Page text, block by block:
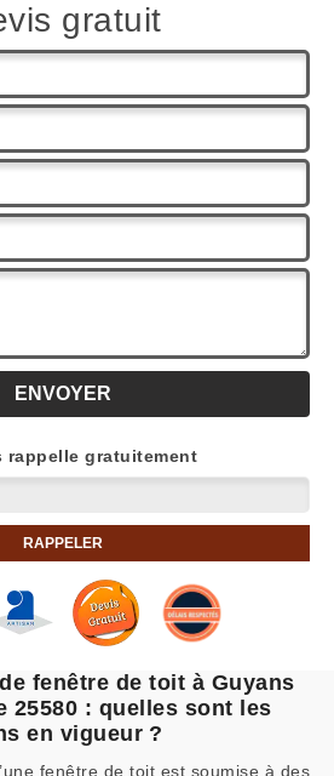
gratuit
rappelle gratuitement
fenêtre de toit à Guyans
25580 : quelles sont les
en vigueur ?
fenêtre de toit est soumise à des